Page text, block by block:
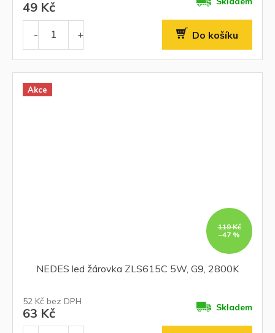
49 Kč
Do košíku
Akce
119 Kč
–47 %
NEDES led žárovka ZLS615C 5W, G9, 2800K
52 Kč bez DPH
63 Kč Skladem